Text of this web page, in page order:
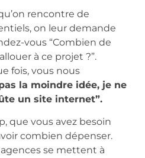
rencontre de
on leur demande
vous “Combien de
à ce projet ?”.
fois, vous nous
la moindre idée, je ne
un site internet”.
que vous avez besoin
combien dépenser.
agences se mettent à